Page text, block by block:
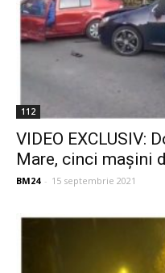
112
VIDEO EXCLUSIV:
Mare, cinci mașini
BM24 - 15 septembrie 2021